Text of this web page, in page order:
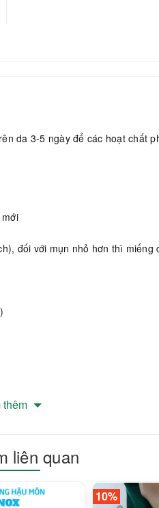
da 3-5 ngày để các hoạt chất
đối với mụn nhỏ hơn thì
chất dư thừa cặn bã ra,
tẩy nốt ruồi và đốm nâu nhờ
tục 3-4 ngày mới thay.
thêm
liên quan
10%